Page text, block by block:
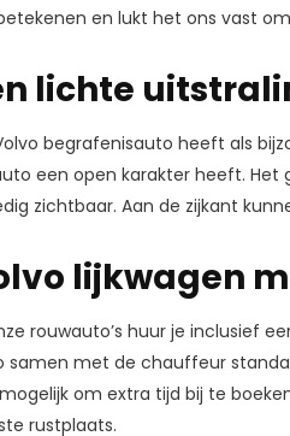
en lukt het ons vast
lichte
begrafenisauto heeft als
een open karakter heeft.
zichtbaar. Aan de zijkant
lijkwagen
rouwauto’s huur je inclusief
samen met de chauffeur
om extra tijd bij te
rustplaats.